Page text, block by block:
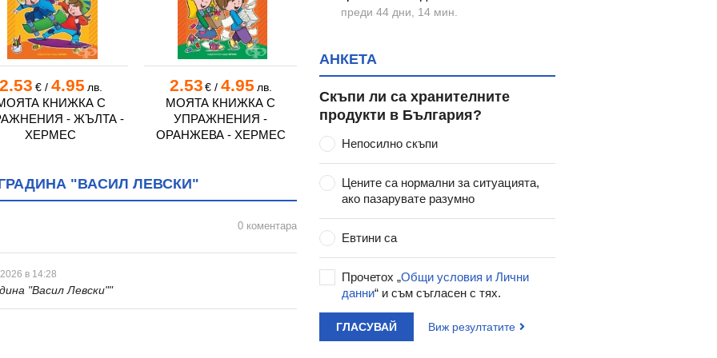
гр. Варна
Варна
Варна
Варна
гр. Варна
гр. Варна
Варна
Варна
Варна
Варна
гр. Варна
гр. Варна
2.53 €/ 4.95 лв.
КНИЖКА С
- ЖЪЛТА -
ХЕРМЕС
2.53 € /4.95 лв.
МОЯТА КНИЖКА С
УПРАЖНЕНИЯ -
ОРАНЖЕВА - ХЕРМЕС
МОЯТ ДНЕВНИК: В
ЗООПАРКА - ХЕРМЕС
МОЯТА ЗАБАВНА
"ВАСИЛ ЛЕВСКИ"
0 коментара
в 14:28
"Васил Левски""
преди 44 дни, 14 мин.
АНКЕТА
Скъпи ли са хранителните
продукти в България?
Непосилно скъпи
Цените са нормални за ситуацията,
ако пазарувате разумно
Евтини са
Прочетох „Общи условия и Лични
данни“ и съм съгласен с тях.
ГЛАСУВАЙ Виж резултатите